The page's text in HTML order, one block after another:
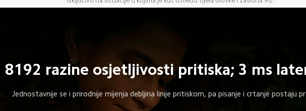
8192 razine osjetljivosti pritiska; 3 ms
Jednostavnije se i prirodnije mijenja debljina linije pritiskom, pa pisanje i crtanje postaju